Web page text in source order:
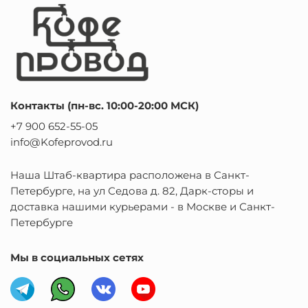
обсудить ваши задачи и получить персональное
предложение, просто свяжитесь с нами по телефону —
мы поможем вашему бизнесу стать еще успешнее!
Контакты (пн-вс. 10:00-20:00 МСК)
+7 900 652-55-05
info@Kofeprovod.ru
Наша Штаб-квартира расположена в Санкт-
Петербурге, на ул Седова д. 82, Дарк-сторы и
доставка нашими курьерами - в Москве и Санкт-
Петербурге
Мы в социальных сетях